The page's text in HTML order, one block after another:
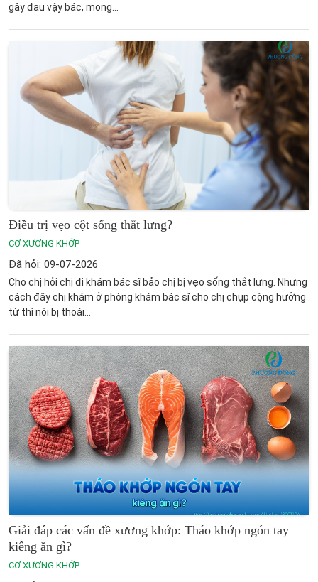
gây đau vậy bác, mong...
Điều trị vẹo cột sống thắt lưng?
CƠ XƯƠNG KHỚP
Đã hỏi: 09-07-2026
Cho chị hỏi chị đi khám bác sĩ bảo chị bị vẹo sống thắt lưng. Nhưng
cách đây chị khám ở phòng khám bác sĩ cho chị chụp cộng hưởng
từ thì nói bị thoái...
Giải đáp các vấn đề xương khớp: Tháo khớp ngón tay
kiêng ăn gì?
CƠ XƯƠNG KHỚP